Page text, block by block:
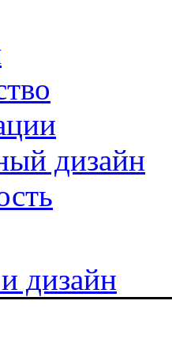
дизайн
дизайн